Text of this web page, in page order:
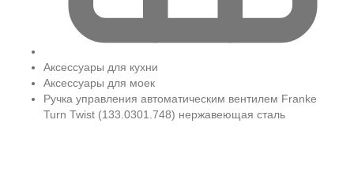
Аксессуары для кухни
Аксессуары для моек
Ручка управления автоматическим вентилем Franke
Turn Twist (133.0301.748) нержавеющая сталь